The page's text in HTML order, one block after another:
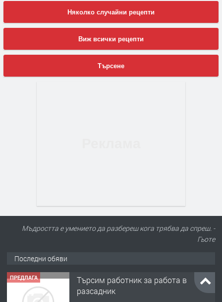
Няколко случайни рецепти
Виж всички рецепти
Търсене
Мъдростта е умението да разбереш кога трябва да спреш. -
Гьоте
Последни обяви
ПРЕДЛАГА
Търсим работник за работа в
разсадник